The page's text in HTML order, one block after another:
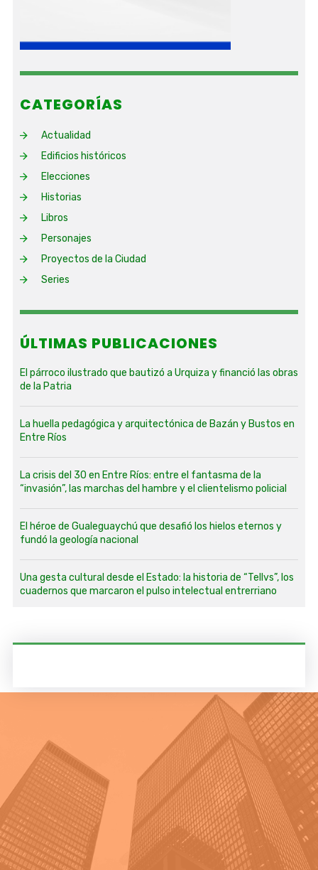
CATEGORÍAS
Actualidad
Edificios históricos
Elecciones
Historias
Libros
Personajes
Proyectos de la Ciudad
Series
ÚLTIMAS PUBLICACIONES
El párroco ilustrado que bautizó a Urquiza y financió las obras
de la Patria
La huella pedagógica y arquitectónica de Bazán y Bustos en
Entre Ríos
La crisis del 30 en Entre Ríos: entre el fantasma de la
“invasión”, las marchas del hambre y el clientelismo policial
El héroe de Gualeguaychú que desafió los hielos eternos y
fundó la geología nacional
Una gesta cultural desde el Estado: la historia de “Tellvs”, los
cuadernos que marcaron el pulso intelectual entrerriano